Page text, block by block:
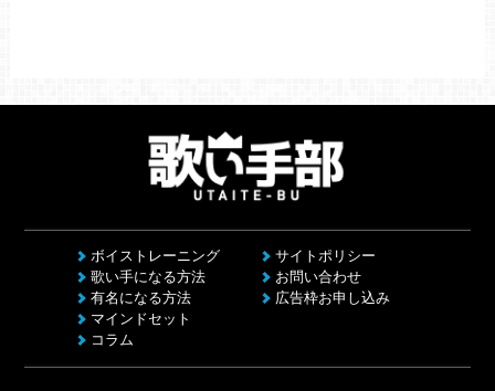
ボイストレーニング
歌い手になる方法
有名になる方法
マインドセット
コラム
サイトポリシー
お問い合わせ
広告枠お申し込み